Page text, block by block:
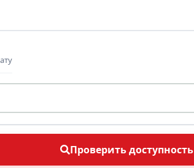
Проверить доступность
предпочтительную дату